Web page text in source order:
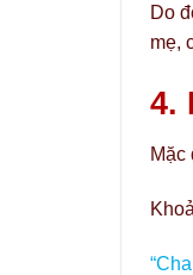
Do
mẹ,
4.
Mặc